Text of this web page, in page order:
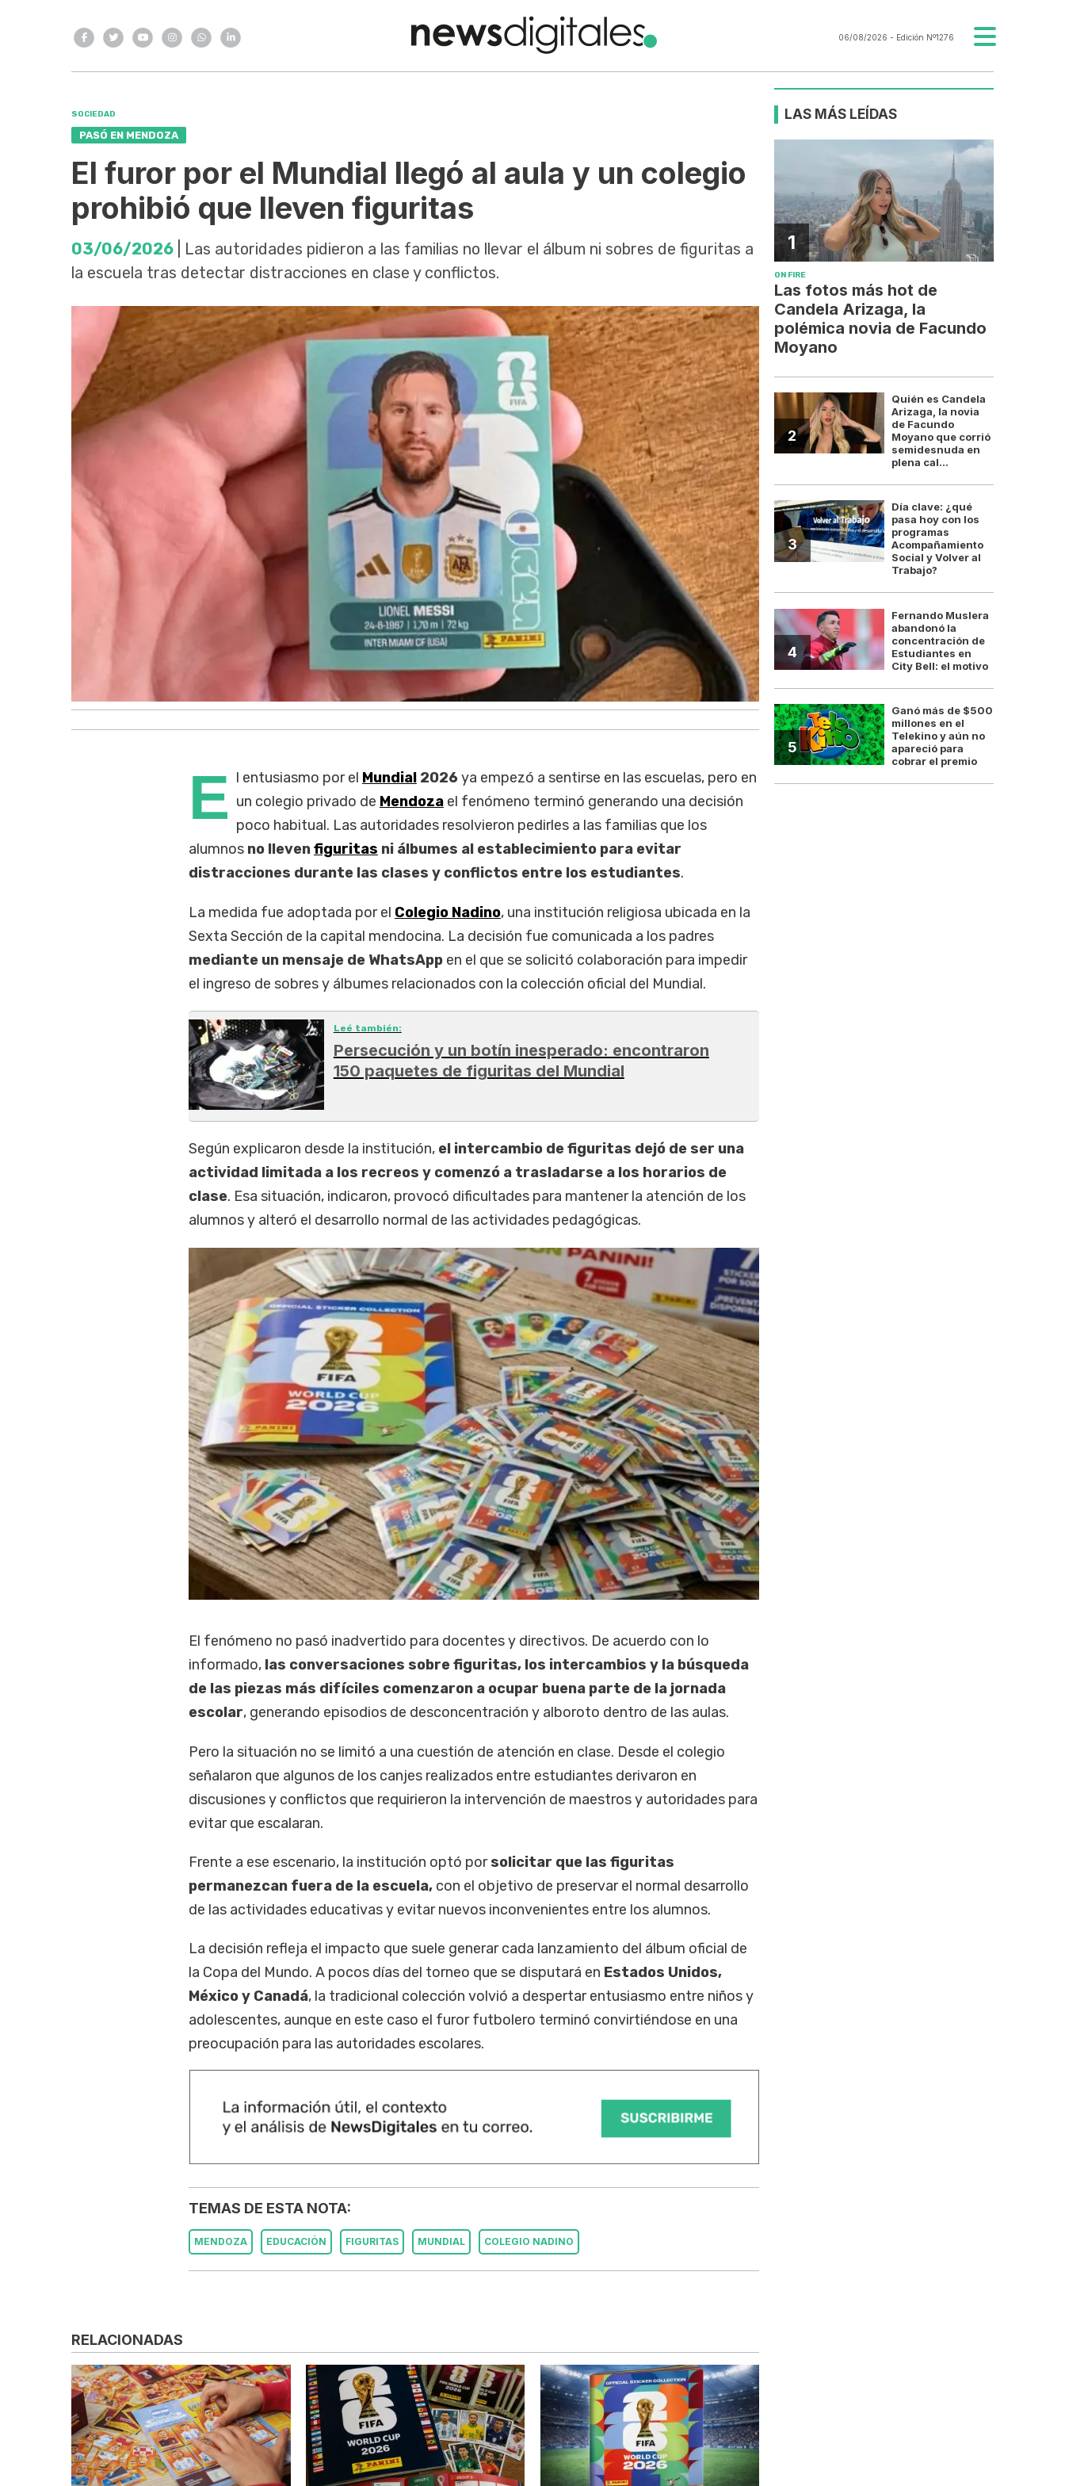
06/08/2026 - Edición Nº1276
SOCIEDAD
PASÓ EN MENDOZA
El furor por el Mundial llegó al aula y un colegio
prohibió que lleven figuritas
03/06/2026 | Las autoridades pidieron a las familias no llevar el álbum ni sobres de figuritas a
la escuela tras detectar distracciones en clase y conflictos.
E l entusiasmo por el Mundial2026ya empezó a sentirse en las escuelas, pero en
un colegio privado de Mendozael fenómeno terminó generando una decisión
poco habitual. Las autoridades resolvieron pedirles a las familias que los
alumnos no llevenfiguritas ni álbumes al establecimiento para evitar
distracciones durante las clases y conflictos entre los estudiantes.
La medida fue adoptada por el Colegio Nadino, una institución religiosa ubicada en la
Sexta Sección de la capital mendocina. La decisión fue comunicada a los padres
mediante un mensaje de WhatsApp en el que se solicitó colaboración para impedir
el ingreso de sobres y álbumes relacionados con la colección oficial del Mundial.
Leé también:
Persecución y un botín inesperado: encontraron
150 paquetes de figuritas del Mundial
Según explicaron desde la institución, el intercambio de figuritas dejó de ser una
actividad limitada a los recreos y comenzó a trasladarse a los horarios de
clase. Esa situación, indicaron, provocó dificultades para mantener la atención de los
alumnos y alteró el desarrollo normal de las actividades pedagógicas.
El fenómeno no pasó inadvertido para docentes y directivos. De acuerdo con lo
informado, las conversaciones sobre figuritas, los intercambios y la búsqueda
de las piezas más difíciles comenzaron a ocupar buena parte de la jornada
escolar, generando episodios de desconcentración y alboroto dentro de las aulas.
Pero la situación no se limitó a una cuestión de atención en clase. Desde el colegio
señalaron que algunos de los canjes realizados entre estudiantes derivaron en
discusiones y conflictos que requirieron la intervención de maestros y autoridades para
evitar que escalaran.
Frente a ese escenario, la institución optó porsolicitar que las figuritas
permanezcan fuera de la escuela, con el objetivo de preservar el normal desarrollo
de las actividades educativas y evitar nuevos inconvenientes entre los alumnos.
La decisión refleja el impacto que suele generar cada lanzamiento del álbum oficial de
la Copa del Mundo. A pocos días del torneo que se disputará en Estados Unidos,
México y Canadá, la tradicional colección volvió a despertar entusiasmo entre niños y
adolescentes, aunque en este caso el furor futbolero terminó convirtiéndose en una
preocupación para las autoridades escolares.
TEMAS DE ESTA NOTA:
MENDOZA EDUCACIÓN FIGURITAS MUNDIAL COLEGIO NADINO
RELACIONADAS
LAS MÁS LEÍDAS
1
ON FIRE
Las fotos más hot de
Candela Arizaga, la
polémica novia de Facundo
Moyano
2
Quién es Candela
Arizaga, la novia
de Facundo
Moyano que corrió
semidesnuda en
plena cal...
3
Día clave: ¿qué
pasa hoy con los
programas
Acompañamiento
Social y Volver al
Trabajo?
4
Fernando Muslera
abandonó la
concentración de
Estudiantes en
City Bell: el motivo
5
Ganó más de $500
millones en el
Telekino y aún no
apareció para
cobrar el premio